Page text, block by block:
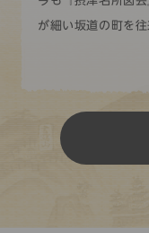
が細い坂道の町を往